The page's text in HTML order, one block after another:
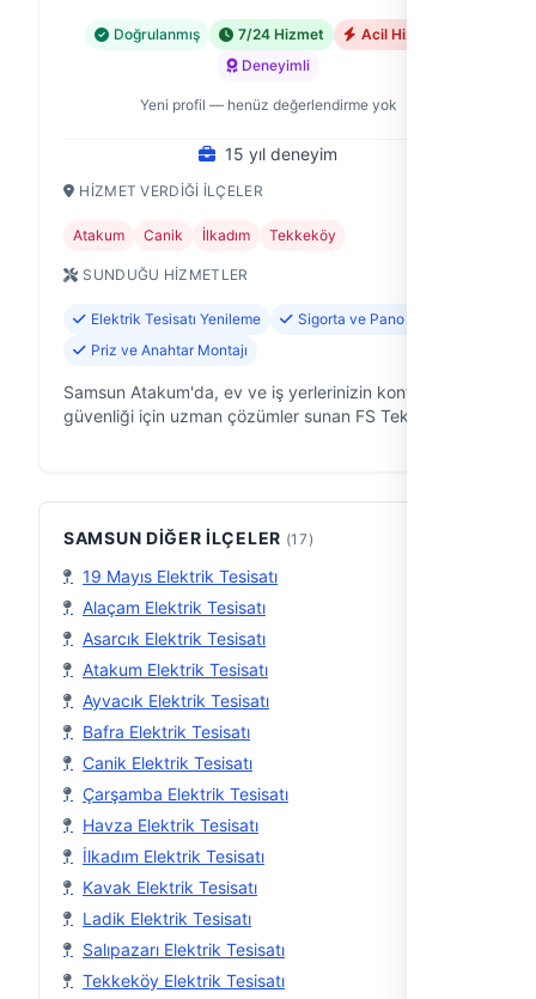
Doğrulanmış 7/24 Hizmet
Acil Hizmet
Deneyimli
Yeni profil — henüz değerlendirme yok
15 yıl deneyim
HIZMET VERDIĞI İLÇELER
Atakum Canik İlkadım Tekkeköy
SUNDUĞU HIZMETLER
Elektrik Tesisatı Yenileme
Sigorta ve Pano Tamiri
Priz ve Anahtar Montajı
Samsun Atakum'da, ev ve iş yerlerinizin konforu ve
güvenliği için uzman çözümler sunan FS Teknik
SAMSUN DIĞER İLÇELER (17)
19 Mayıs Elektrik Tesisatı
Alaçam Elektrik Tesisatı
Asarcık Elektrik Tesisatı
Atakum Elektrik Tesisatı
Ayvacık Elektrik Tesisatı
Bafra Elektrik Tesisatı
Canik Elektrik Tesisatı
Çarşamba Elektrik Tesisatı
Havza Elektrik Tesisatı
İlkadım Elektrik Tesisatı
Kavak Elektrik Tesisatı
Ladik Elektrik Tesisatı
Salıpazarı Elektrik Tesisatı
Tekkeköy Elektrik Tesisatı